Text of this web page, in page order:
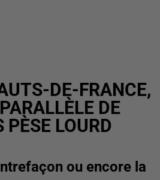
DE-FRANCE,
DE
PÈSE LOURD
ou encore la